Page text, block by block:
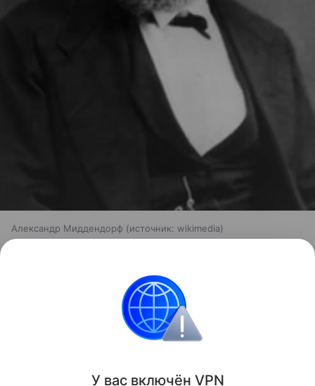
Александр Миддендорф источник: wikimedia
об ужасах массовых вымираний.
российские ученые археология
Поделиться
У вас включён VPN